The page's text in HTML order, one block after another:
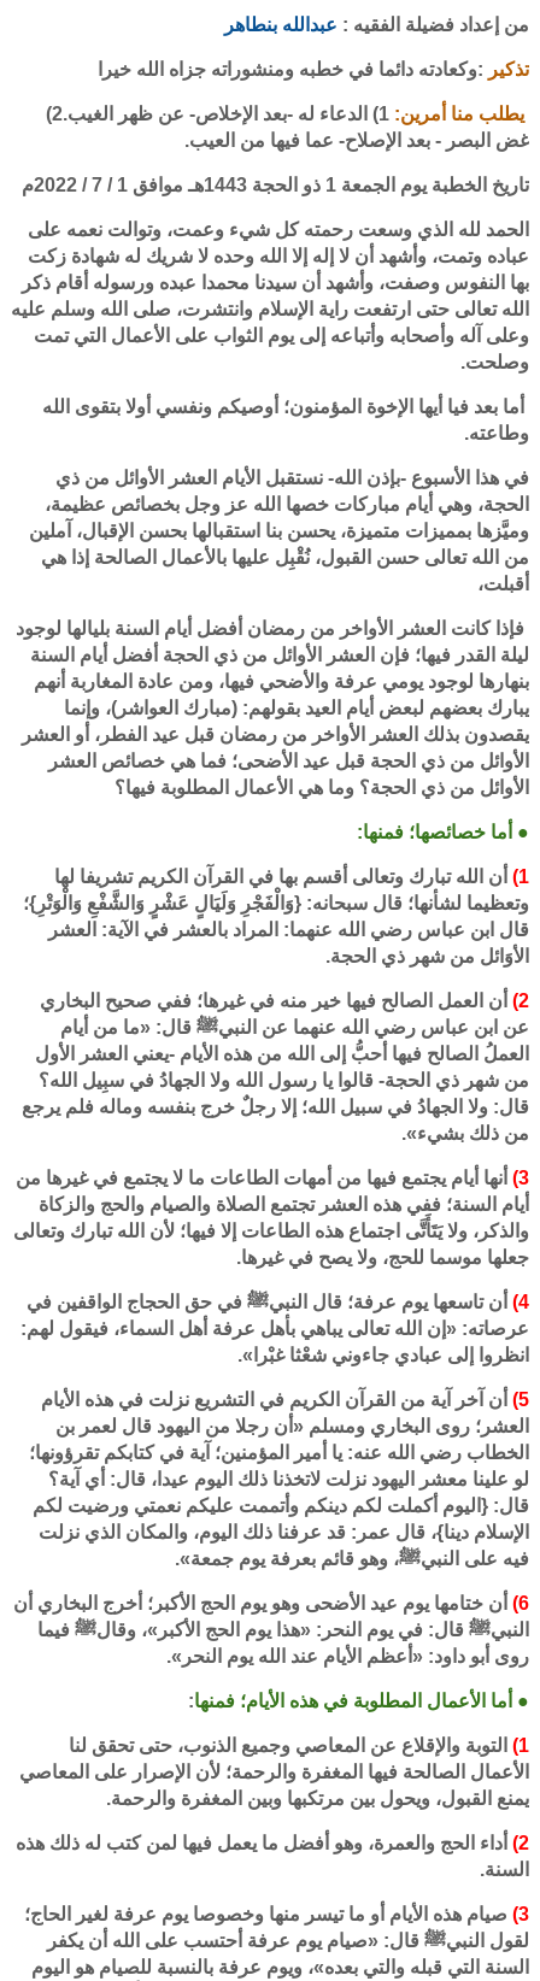
من إعداد فضيلة الفقيه : عبدالله بنطاهر
تذكير :وكعادته دائما في خطبه ومنشوراته جزاه الله خيرا
يطلب منا أمرين:
2)
غض البصر - بعد الإصلاح- عما فيها من العيب.
تاريخ الخطبة يوم الجمعة 1 ذو الحجة 1443هـ موافق 1 / 7 / 2022م
الحمد لله الذي وسعت رحمته كل شيء وعمت، وتوالت نعمه على
عباده وتمت، وأشهد أن لا إله إلا الله وحده لا شريك له شهادة زكت
بها النفوس وصفت، وأشهد أن سيدنا محمدا عبده ورسوله أقام ذكر
الله تعالى حتى ارتفعت راية الإسلام وانتشرت، صلى الله وسلم عليه
وعلى آله وأصحابه وأتباعه إلى يوم الثواب على الأعمال التي تمت
وصلحت.
أما بعد فيا أيها الإخوة المؤمنون؛ أوصيكم ونفسي أولا بتقوى الله
وطاعته.
في هذا الأسبوع -بإذن الله- نستقبل الأيام العشر الأوائل من ذي
الحجة، وهي أيام مباركات خصها الله عز وجل بخصائص عظيمة،
وميَّزها بمميزات متميزة، يحسن بنا استقبالها بحسن الإقبال، آملين
من الله تعالى حسن القبول، نُقْبِل عليها بالأعمال الصالحة إذا هي
أقبلت،
فإذا كانت العشر الأواخر من رمضان أفضل أيام السنة بليالها لوجود
ليلة القدر فيها؛ فإن العشر الأوائل من ذي الحجة أفضل أيام السنة
بنهارها لوجود يومي عرفة والأضحي فيها، ومن عادة المغاربة أنهم
يبارك بعضهم لبعض أيام العيد بقولهم: (مبارك العواشر)، وإنما
يقصدون بذلك العشر الأواخر من رمضان قبل عيد الفطر، أو العشر
الأوائل من ذي الحجة قبل عيد الأضحى؛ فما هي خصائص العشر
الأوائل من ذي الحجة؟ وما هي الأعمال المطلوبة فيها؟
● أما خصائصها؛ فمنها:
1)
أن الله تبارك وتعالى أقسم بها في القرآن الكريم تشريفا لها
وتعظيما لشأنها؛ قال سبحانه: {وَالْفَجْرِ وَلَيَالٍ عَشْرٍ وَالشَّفْعِ وَالْوَتْرِ}؛
قال ابن عباس رضي الله عنهما: المراد بالعشر في الآية: العشر
الأوَائل من شهر ذي الحجة.
2) أن العمل الصالح فيها خير منه في غيرها؛ ففي صحيح البخاري
عن ابن عباس رضي الله عنهما عن النبيﷺ قال: «ما من أيام
العملُ الصالح فيها أحبُّ إلى الله من هذه الأيام -يعني العشر الأول
من شهر ذي الحجة- قالوا يا رسول الله ولا الجهادُ في سبِيل الله؟
قال: ولا الجهادُ في سبيل الله؛ إلا رجلٌ خرج بنفسه وماله فلم يرجع
من ذلك بشيء».
3) أنها أيام يجتمع فيها من أمهات الطاعات ما لا يجتمع في غيرها من
أيام السنة؛ ففي هذه العشر تجتمع الصلاة والصيام والحج والزكاة
والذكر، ولا يَتَأَتَّى اجتماع هذه الطاعات إلا فيها؛ لأن الله تبارك وتعالى
جعلها موسما للحج، ولا يصح في غيرها.
4) أن تاسعها يوم عرفة؛ قال النبيﷺ في حق الحجاج الواقفين في
عرصاته: «إن الله تعالى يباهي بأهل عرفة أهل السماء، فيقول لهم:
انظروا إلى عبادي جاءوني شعْثا غبْرا».
5)
أن آخر آية من القرآن الكريم في التشريع نزلت في هذه الأيام
العشر؛ روى البخاري ومسلم «أن رجلا من اليهود قال لعمر بن
الخطاب رضي الله عنه: يا أمير المؤمنين؛ آية في كتابكم تقرؤونها؛
لو علينا معشر اليهود نزلت لاتخذنا ذلك اليوم عيدا، قال: أي آية؟
قال: {اليوم أكملت لكم دينكم وأتممت عليكم نعمتي ورضيت لكم
الإسلام دينا}، قال عمر: قد عرفنا ذلك اليوم، والمكان الذي نزلت
فيه على النبيﷺ، وهو قائم بعرفة يوم جمعة».
6) أن ختامها يوم عيد الأضحى وهو يوم الحج الأكبر؛ أخرج البخاري أن
النبيﷺ قال: في يوم النحر: «هذا يوم الحج الأكبر»، وقالﷺ فيما
روى أبو داود: «أعظم الأيام عند الله يوم النحر».
● أما الأعمال المطلوبة في هذه الأيام؛ فمنها:
1) التوبة والإقلاع عن المعاصي وجميع الذنوب، حتى تحقق لنا
الأعمال الصالحة فيها المغفرة والرحمة؛ لأن الإصرار على المعاصي
يمنع القبول، ويحول بين مرتكبها وبين المغفرة والرحمة.
2)
أداء الحج والعمرة، وهو أفضل ما يعمل فيها لمن كتب له ذلك هذه
السنة.
3) صيام هذه الأيام أو ما تيسر منها وخصوصا يوم عرفة لغير الحاج؛
لقول النبيﷺ قال: «صيام يوم عرفة أحتسب على الله أن يكفر
السنة التي قبله والتي بعده»، ويوم عرفة بالنسبة للصيام هو اليوم